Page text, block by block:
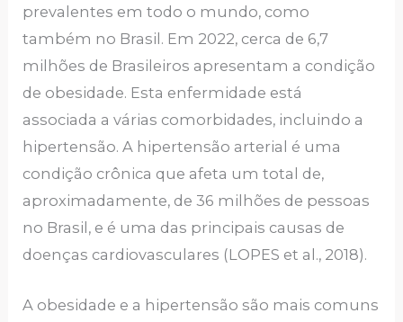
prevalentes em todo o mundo, como
também no Brasil. Em 2022, cerca de 6,7
milhões de Brasileiros apresentam a condição
de obesidade. Esta enfermidade está
associada a várias comorbidades, incluindo a
hipertensão. A hipertensão arterial é uma
condição crônica que afeta um total de,
aproximadamente, de 36 milhões de pessoas
no Brasil, e é uma das principais causas de
doenças cardiovasculares (LOPES et al., 2018).
A obesidade e a hipertensão são mais comuns